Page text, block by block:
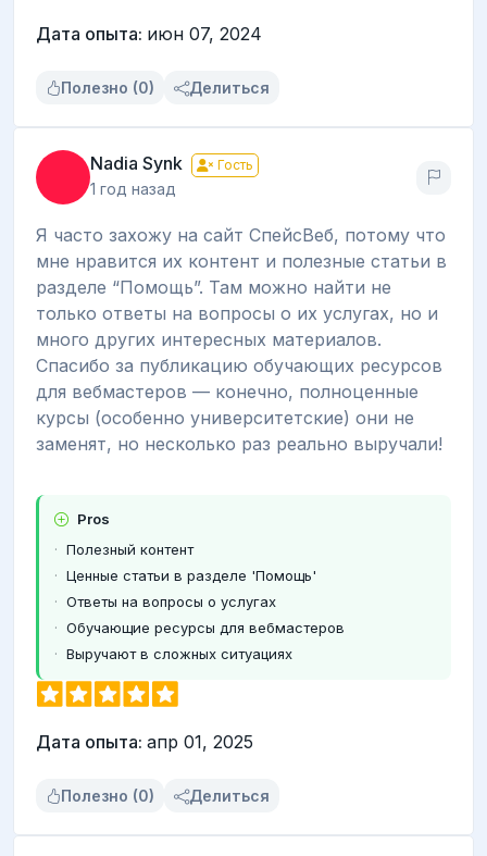
Дата опыта: июн 07, 2024
Полезно (0) Делиться
Nadia Synk Гость
1 год назад
Я часто захожу на сайт СпейсВеб, потому что
мне нравится их контент и полезные статьи в
разделе “Помощь”. Там можно найти не
только ответы на вопросы о их услугах, но и
много других интересных материалов.
Спасибо за публикацию обучающих ресурсов
для вебмастеров — конечно, полноценные
курсы (особенно университетские) они не
заменят, но несколько раз реально выручали!
Pros
Полезный контент
Ценные статьи в разделе 'Помощь'
Ответы на вопросы о услугах
Обучающие ресурсы для вебмастеров
Выручают в сложных ситуациях
Дата опыта: апр 01, 2025
Полезно (0) Делиться